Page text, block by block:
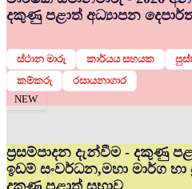
දකුණු පළාත් අධ්‍යාපන
ස්ථාන මාරු කාර්යය සහයක
කම්කරු
රසායනාගාර
NEW
ප්‍රසම්පාදන දැන්වීම - දකුණු
ඉඩම් සංවර්ධන,මහා මාර්ග හා